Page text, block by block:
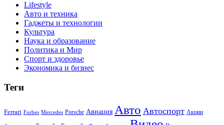
Lifestyle
Авто и техника
Гаджеты и технологии
Культура
Наука и образование
Политика и Мир
Спорт и здоровье
Экономика и бизнес
Теги
Ferrari Forbes Mercedes Porsche Авиация Авто Автоспорт Акции